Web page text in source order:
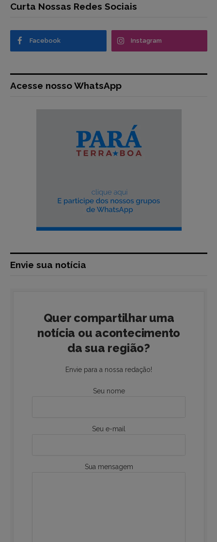
Curta Nossas Redes Sociais
Facebook Instagram
Acesse nosso WhatsApp
Envie sua notícia
Quer compartilhar uma
notícia ou acontecimento
da sua região?
Envie para a nossa redação!
Seu nome
Seu e-mail
Sua mensagem